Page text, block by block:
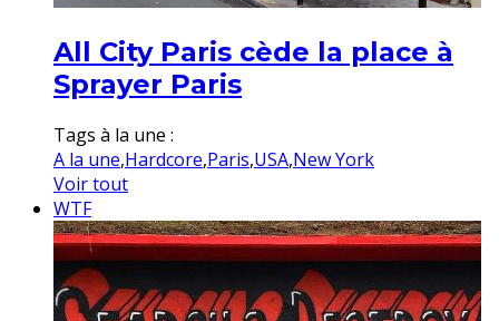
All City Paris cède la place à
Sprayer Paris
Tags à la une :
A la une,Hardcore,Paris,USA,New York
Voir tout
WTF